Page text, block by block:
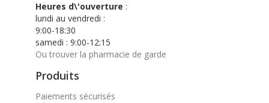
Heures d\'ouverture :
lundi au vendredi :
9:00-18:30
samedi : 9:00-12:15
Ou trouver la pharmacie de garde
Produits
Paiements sécurisés